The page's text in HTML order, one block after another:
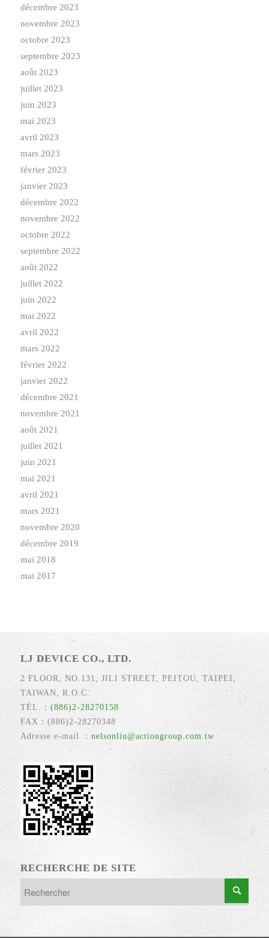
décembre 2023
novembre 2023
octobre 2023
septembre 2023
août 2023
juillet 2023
juin 2023
mai 2023
avril 2023
mars 2023
février 2023
janvier 2023
décembre 2022
novembre 2022
octobre 2022
septembre 2022
août 2022
juillet 2022
juin 2022
mai 2022
avril 2022
mars 2022
février 2022
janvier 2022
décembre 2021
novembre 2021
août 2021
juillet 2021
juin 2021
mai 2021
avril 2021
mars 2021
novembre 2020
décembre 2019
mai 2018
mai 2017
LJ DEVICE CO., LTD.
2 FLOOR, NO.131, JILI STREET, PEITOU, TAIPEI,
TAIWAN, R.O.C.
TÉL.： (886)2-28270158
FAX：(886)2-28270348
Adresse e-mail ： nelsonliu@actiongroup.com.tw
RECHERCHE DE SITE